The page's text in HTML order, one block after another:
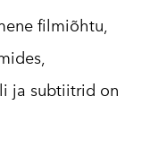
filmiõhtu,
ja subtiitrid on